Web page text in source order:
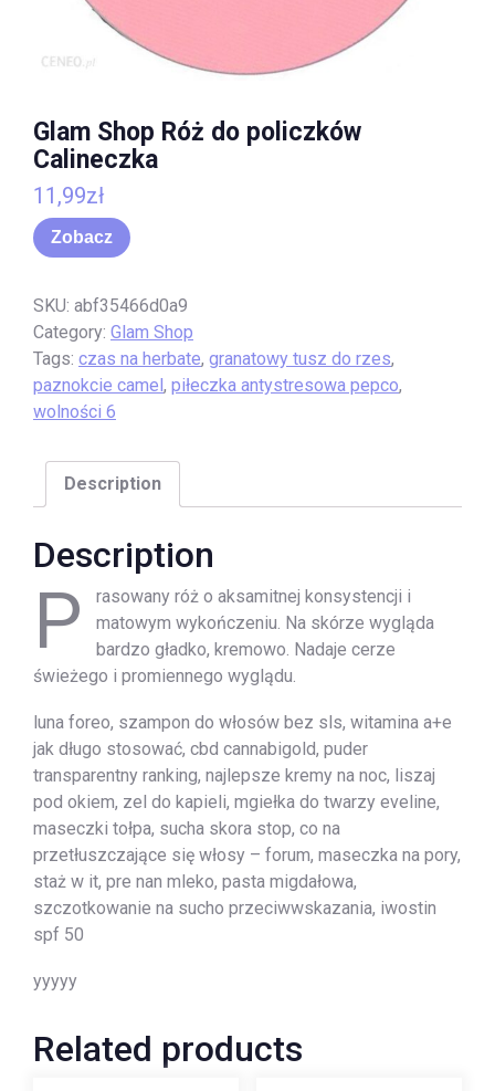
Glam Shop Róż do policzków
Calineczka
11,99zł
Zobacz
SKU: abf35466d0a9
Category: Glam Shop
Tags: czas na herbate, granatowy tusz do rzes,
paznokcie camel, piłeczka antystresowa pepco,
wolności 6
Description
Description
P
rasowany róż o aksamitnej konsystencji i
matowym wykończeniu. Na skórze wygląda
bardzo gładko, kremowo. Nadaje cerze
świeżego i promiennego wyglądu.
luna foreo, szampon do włosów bez sls, witamina a+e
jak długo stosować, cbd cannabigold, puder
transparentny ranking, najlepsze kremy na noc, liszaj
pod okiem, zel do kapieli, mgiełka do twarzy eveline,
maseczki tołpa, sucha skora stop, co na
przetłuszczające się włosy – forum, maseczka na pory,
staż w it, pre nan mleko, pasta migdałowa,
szczotkowanie na sucho przeciwwskazania, iwostin
spf 50
yyyyy
Related products